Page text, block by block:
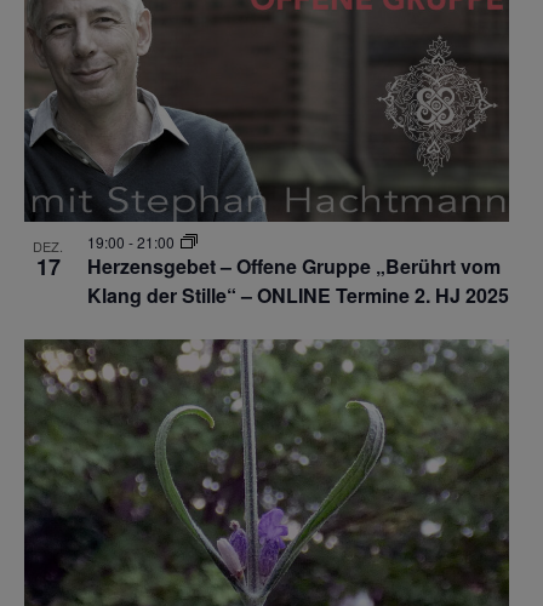
DEZ.
17
Herzensgebet – Offene Gruppe „Berührt vom
Klang der Stille“ – ONLINE Termine 2. HJ 2025
19:00 -21:00